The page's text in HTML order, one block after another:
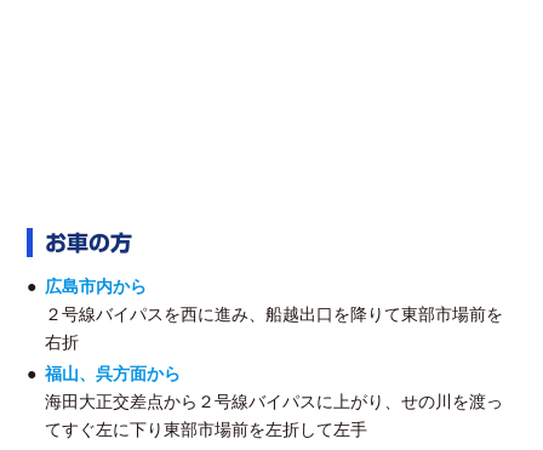
お車の方
広島市内から
２号線バイパスを西に進み、船越出口を降りて東部市場前を
右折
福山、呉方面から
海田大正交差点から２号線バイパスに上がり、せの川を渡っ
てすぐ左に下り東部市場前を左折して左手